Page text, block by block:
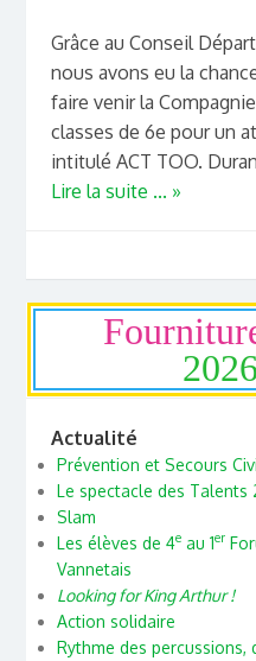
Grâce au Conseil
nous avons eu la
faire venir la
classes de 6e pour un
intitulé ACT TOO.
Lire la suite ... »
Actualité
Prévention et Secours
Le spectacle des Talents
Slam
Les élèves de 4eau 1er
Vannetais
Looking for King Arthur !
Action solidaire
Rythme des percussions,